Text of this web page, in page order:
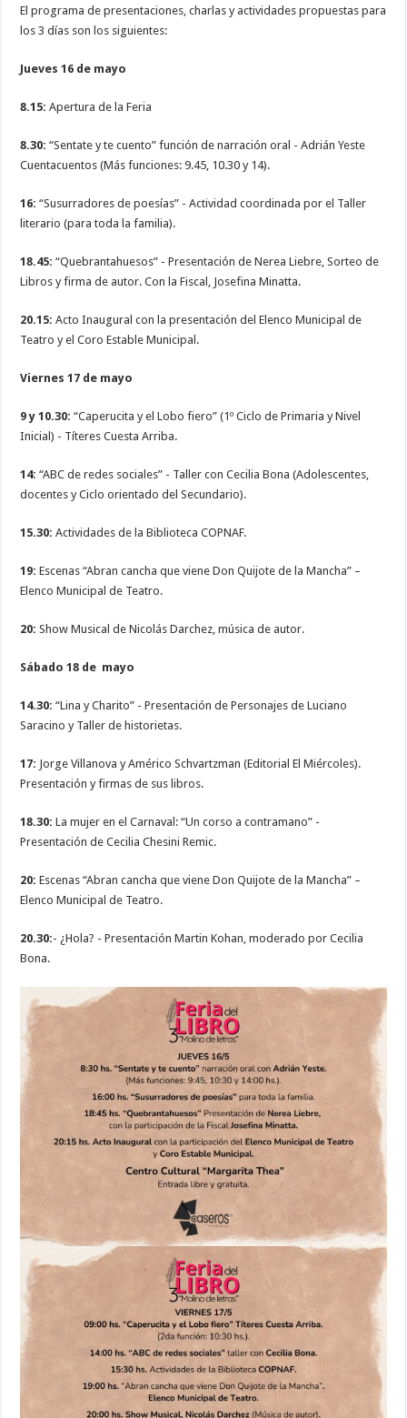
El programa de presentaciones, charlas y actividades propuestas para
los 3 días son los siguientes:
Jueves 16 de mayo
8.15: Apertura de la Feria
8.30: “Sentate y te cuento” función de narración oral - Adrián Yeste
Cuentacuentos (Más funciones: 9.45, 10.30 y 14).
16: “Susurradores de poesías” - Actividad coordinada por el Taller
literario (para toda la familia).
18.45: “Quebrantahuesos” - Presentación de Nerea Liebre, Sorteo de
Libros y firma de autor. Con la Fiscal, Josefina Minatta.
20.15: Acto Inaugural con la presentación del Elenco Municipal de
Teatro y el Coro Estable Municipal.
Viernes 17 de mayo
9 y 10.30:“Caperucita y el Lobo fiero” (1º Ciclo de Primaria y Nivel
Inicial) - Títeres Cuesta Arriba.
14: “ABC de redes sociales” - Taller con Cecilia Bona (Adolescentes,
docentes y Ciclo orientado del Secundario).
15.30: Actividades de la Biblioteca COPNAF.
19: Escenas “Abran cancha que viene Don Quijote de la Mancha” –
Elenco Municipal de Teatro.
20: Show Musical de Nicolás Darchez, música de autor.
Sábado 18 de mayo
14.30: “Lina y Charito” - Presentación de Personajes de Luciano
Saracino y Taller de historietas.
17: Jorge Villanova y Américo Schvartzman (Editorial El Miércoles).
Presentación y firmas de sus libros.
18.30: La mujer en el Carnaval: “Un corso a contramano” -
Presentación de Cecilia Chesini Remic.
20: Escenas “Abran cancha que viene Don Quijote de la Mancha” –
Elenco Municipal de Teatro.
20.30:- ¿Hola? - Presentación Martin Kohan, moderado por Cecilia
Bona.